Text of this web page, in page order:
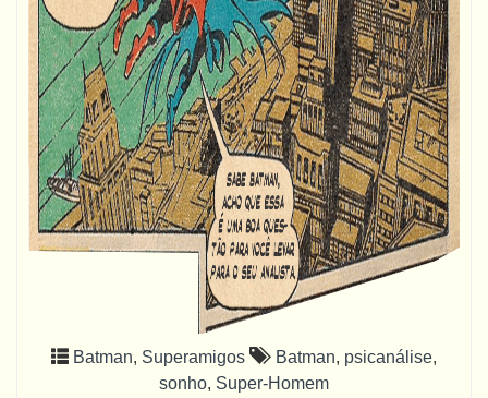
Batman, Superamigos Batman, psicanálise,
sonho, Super-Homem